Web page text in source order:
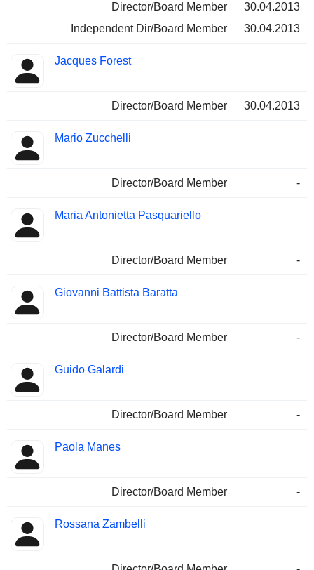
Director/Board Member
30.04.2013
Independent Dir/Board Member
30.04.2013
Jacques Forest
Director/Board Member 30.04.2013
Mario Zucchelli
Director/Board Member -
Maria Antonietta Pasquariello
Director/Board Member -
Giovanni Battista Baratta
Director/Board Member -
Guido Galardi
Director/Board Member -
Paola Manes
Director/Board Member -
Rossana Zambelli